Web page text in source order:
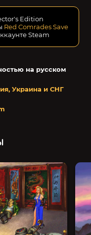
на русском
Украина и СНГ
Edition
Red Comrades Save
Steam